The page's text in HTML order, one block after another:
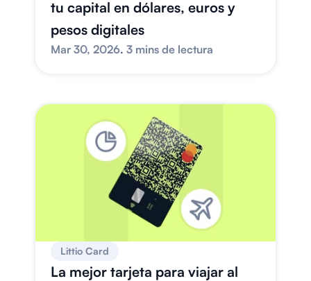
tu capital en dólares, euros y
pesos digitales
Mar 30, 2026. 3 mins de lectura
Littio Card
La mejor tarjeta para viajar al